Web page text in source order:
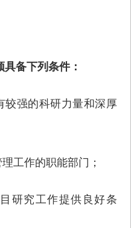
具备下列条件：
较强的科研力量和深厚
工作的职能部门；
研究工作提供良好条